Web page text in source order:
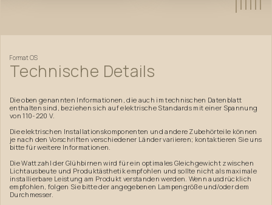
FormatOS
Technische Details
Die oben genannten Informationen, die auch im technischen Datenblatt
enthalten sind, beziehen sich auf elektrische Standards mit einer Spannung
von 110-220 V.
Die elektrischen Installationskomponenten und andere Zubehörteile können
je nach den Vorschriften verschiedener Länder variieren; kontaktieren Sie uns
bitte für weitere Informationen.
Die Wattzahl der Glühbirnen wird für ein optimales Gleichgewicht zwischen
Lichtausbeute und Produktästhetik empfohlen und sollte nicht als maximale
installierbare Leistung am Produkt verstanden werden. Wenn ausdrücklich
empfohlen, folgen Sie bitte der angegebenen Lampengröße und/oder dem
Durchmesser.